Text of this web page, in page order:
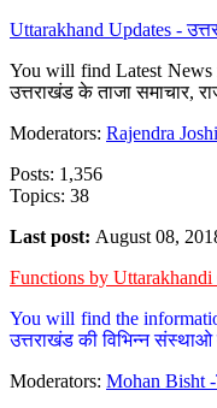
Uttarakhand Updates -
You will find Latest News
उत्तराखंड के ताजा समाचार,
Moderators: Rajendra Joshi
Posts: 1,356
Topics: 38
Last post: August 08,
Functions by Uttarakhandi
You will find the
उत्तराखंड की विभिन्न
Moderators: Mohan Bisht -